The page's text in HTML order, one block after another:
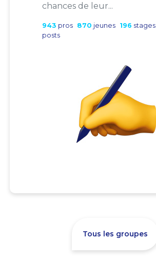
chances de leur...
943 pros 870 jeunes 196 stages
posts
Tous les groupes